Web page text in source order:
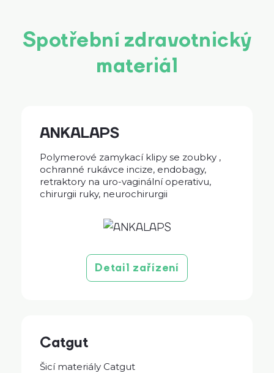
Spotřební zdravotnický
materiál
ANKALAPS
Polymerové zamykací klipy se zoubky ,
ochranné rukávce incize, endobagy,
retraktory na uro-vaginální operativu,
chirurgii ruky, neurochirurgii
Detail zařízení
Catgut
Šicí materiály Catgut